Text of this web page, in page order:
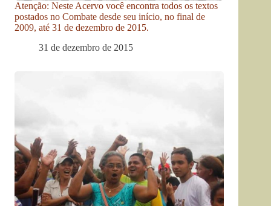
Atenção: Neste Acervo você encontra todos os textos
postados no Combate desde seu início, no final de
2009, até 31 de dezembro de 2015.
31 de dezembro de 2015